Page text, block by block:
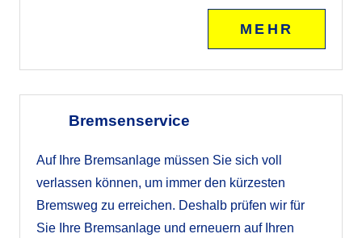
MEHR
Bremsenservice
Auf Ihre Bremsanlage müssen Sie sich voll
verlassen können, um immer den kürzesten
Bremsweg zu erreichen. Deshalb prüfen wir für
Sie Ihre Bremsanlage und erneuern auf Ihren